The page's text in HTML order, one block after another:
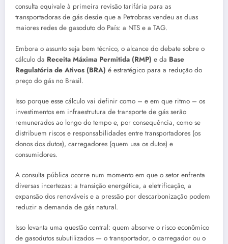
consulta equivale à primeira revisão tarifária para as
transportadoras de gás desde que a Petrobras vendeu as duas
maiores redes de gasoduto do País: a NTS e a TAG.
Embora o assunto seja bem técnico, o alcance do debate sobre o
cálculo da Receita Máxima Permitida (RMP) e da Base
Regulatória de Ativos (BRA) é estratégico para a redução do
preço do gás no Brasil.
Isso porque esse cálculo vai definir como – e em que ritmo – os
investimentos em infraestrutura de transporte de gás serão
remunerados ao longo do tempo e, por consequência, como se
distribuem riscos e responsabilidades entre transportadores (os
donos dos dutos), carregadores (quem usa os dutos) e
consumidores.
A consulta pública ocorre num momento em que o setor enfrenta
diversas incertezas: a transição energética, a eletrificação, a
expansão dos renováveis e a pressão por descarbonização podem
reduzir a demanda de gás natural.
Isso levanta uma questão central: quem absorve o risco econômico
de gasodutos subutilizados — o transportador, o carregador ou o